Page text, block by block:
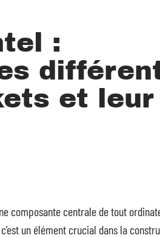
:
et leur
composante centrale de tout
un élément crucial dans la